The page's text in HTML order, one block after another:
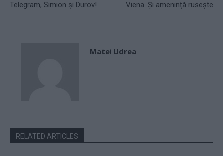
Telegram, Simion și Durov!
Viena. Și amenință rusește
Matei Udrea
RELATED ARTICLES